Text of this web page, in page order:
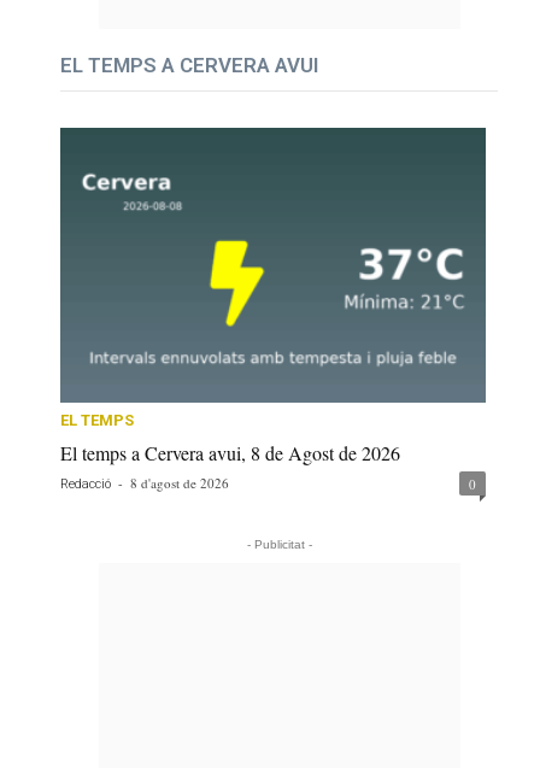
EL TEMPS A CERVERA AVUI
EL TEMPS
El temps a Cervera avui, 8 de Agost de 2026
Redacció - 8 d'agost de 2026 0
- Publicitat -